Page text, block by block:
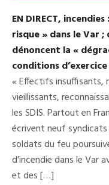
EN DIRECT,
risque » dans le Var ;
dénoncent la «
conditions d’exercice
« Effectifs insuffisants,
vieillissants,
les SDIS. Partout en
écrivent neuf syndicats
soldats du feu
d’incendie dans le Var
et des […]